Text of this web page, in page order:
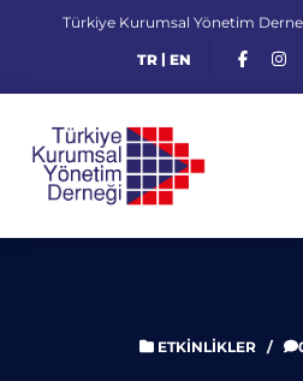
Türkiye Kurumsal Yönetim
TR| EN
ETKINLIKLER/